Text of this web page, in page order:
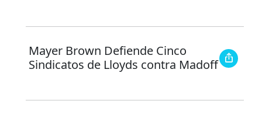
Mayer Brown Defiende Cinco
Sindicatos de Lloyds contra Madoff